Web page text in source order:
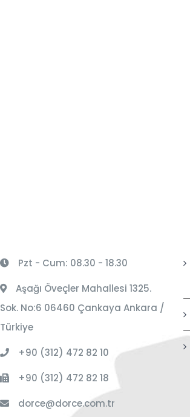
Pzt - Cum: 08.30 - 18.30
Aşağı Öveçler Mahallesi 1325.
Sok. No:6 06460 Çankaya Ankara /
Türkiye
+90 (312) 472 82 10
+90 (312) 472 82 18
dorce@dorce.com.tr